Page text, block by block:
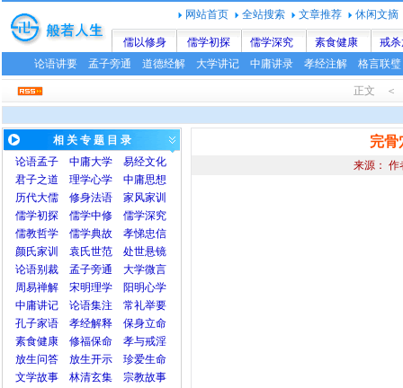
网站首页 全站搜索 文章推荐 休闲文摘
儒以修身 儒学初探 儒学深究 素食健康
戒
论语讲要
孟子旁通 道德经解 大学讲记 中庸讲录 孝经注解 格言联璧
正文
相 关 专 题 目 录
论语孟子 中庸大学
易经文化
君子之道
理学心学
中庸思想
历代大儒
修身法语
家风家训
儒学初探
儒学中修
儒学深究
儒教哲学
儒学典故
孝悌忠信
颜氏家训
袁氏世范
处世悬镜
论语别裁
孟子旁通
大学微言
周易禅解
宋明理学
阳明心学
中庸讲记
论语集注
常礼举要
孔子家语
孝经解释
保身立命
素食健康
修福保命
孝与戒淫
放生问答
放生开示
珍爱生命
文学故事
林清玄集
宗教故事
完骨
来源：